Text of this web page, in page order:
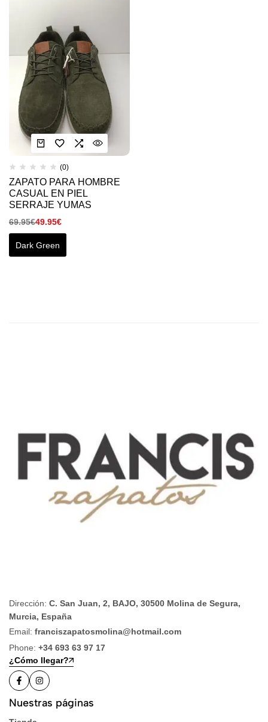
(0)
ZAPATO PARA HOMBRE
CASUAL EN PIEL
SERRAJE YUMAS
69.95€49.95€
Dark Green
Dirección: C. San Juan, 2, BAJO, 30500 Molina de Segura,
Murcia, España
Email: franciszapatosmolina@hotmail.com
Phone: +34 693 63 97 17
¿Cómo llegar?
Nuestras páginas